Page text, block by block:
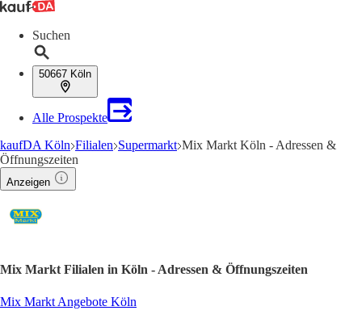
Suchen
50667 Köln
Alle Prospekte
kaufDA Köln Filialen Supermarkt Mix Markt Köln - Adressen &
Öffnungszeiten
Anzeigen
Mix Markt Filialen in Köln - Adressen & Öffnungszeiten
Mix Markt Angebote Köln